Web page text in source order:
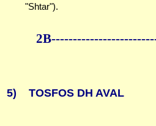
"Shtar").
5) TOSFOS DH AVAL